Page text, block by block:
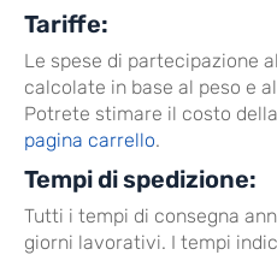
Tariffe:
Le spese di partecipazione
calcolate in base al peso e
Potrete stimare il costo
pagina carrello.
Tempi di spedizione:
Tutti i tempi di consegna
giorni lavorativi. I tempi